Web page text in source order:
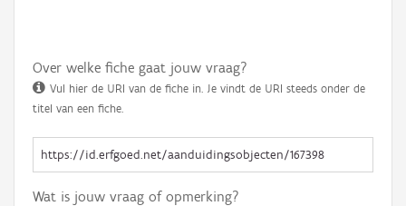
Over welke fiche gaat jouw vraag?
Vul hier de URI van de fiche in. Je vindt de URI steeds onder de
titel van een fiche.
Wat is jouw vraag of opmerking?